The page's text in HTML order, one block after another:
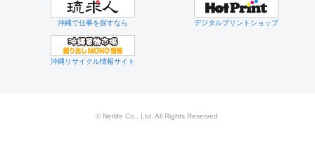
沖縄で仕事を探すなら デジタルプリントショップ
沖縄リサイクル情報サイト
© Netlife Co., Ltd. All Rights Reserved.